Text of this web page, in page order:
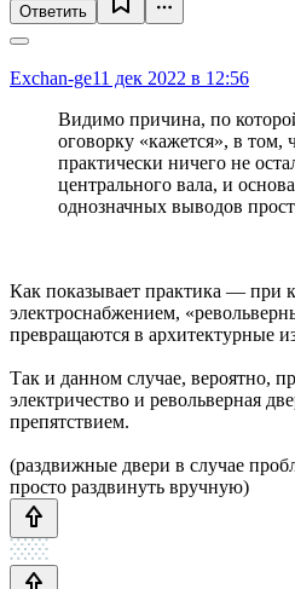
Ответить
Exchan-ge11 дек 2022 в 12:56
Видимо причина, по
оговорку «кажется», в том,
практически ничего не
центрального вала, и
однозначных выводов
Как показывает практика — при
электроснабжением,
превращаются в архитектурные
Так и данном случае, вероятно,
электричество и револьверная
препятствием.
(раздвижные двери в случае
просто раздвинуть вручную)